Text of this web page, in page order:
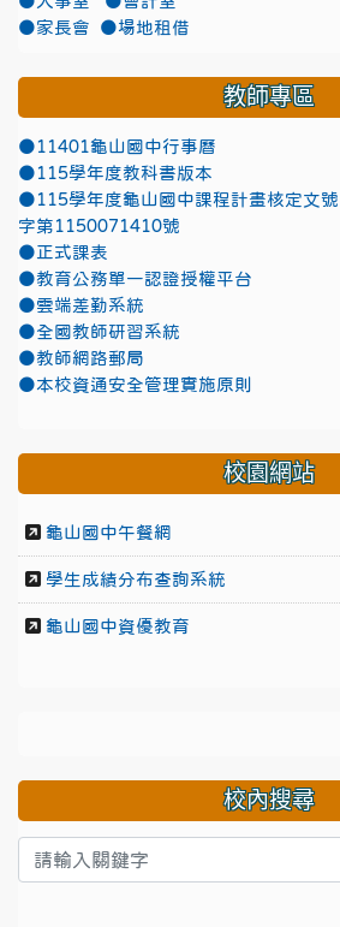
●家長會
●場地租借
教師專區
●11401龜山國中行事曆
●115學年度教科書版本
●115學年度龜山國中課程計畫核定文
字第1150071410號
●正式課表
●教育公務單一認證授權平台
●雲端差勤系統
●全國教師研習系統
●教師網路郵局
●本校資通安全管理實施原則
校園網站
龜山國中午餐網
學生成績分布查詢系統
龜山國中資優教育
校內搜尋